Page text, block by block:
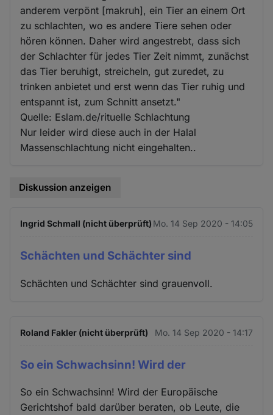
anderem verpönt [makruh], ein Tier an einem Ort
zu schlachten, wo es andere Tiere sehen oder
hören können. Daher wird angestrebt, dass sich
der Schlachter für jedes Tier Zeit nimmt, zunächst
das Tier beruhigt, streicheln, gut zuredet, zu
trinken anbietet und erst wenn das Tier ruhig und
entspannt ist, zum Schnitt ansetzt."
Quelle: Eslam.de/rituelle Schlachtung
Nur leider wird diese auch in der Halal
Massenschlachtung nicht eingehalten..
Diskussion anzeigen
Ingrid Schmall (nicht überprüft) Mo. 14 Sep 2020 - 14:05
Schächten und Schächter sind
Schächten und Schächter sind grauenvoll.
Roland Fakler (nicht überprüft) Mo. 14 Sep 2020 - 14:17
So ein Schwachsinn! Wird der
So ein Schwachsinn! Wird der Europäische
Gerichtshof bald darüber beraten, ob Leute, die